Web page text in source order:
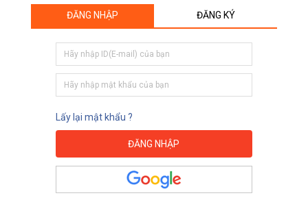
ĐĂNG NHẬP ĐĂNG KÝ
Lấy lại mật khẩu ?